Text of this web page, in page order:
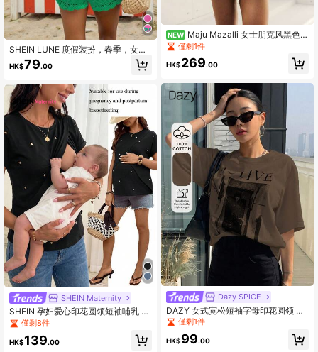
SHEIN LUNE 度假装扮，春季，女士
度假服饰，女士春季穿搭
HK$79.00
SHEIN Maternity
SHEIN 孕妇爱心印花圆领短袖哺乳 T
恤 僅剩8件
HK$139.00
NEW Maju Mazalli 女士朋克风黑色铆
钉装饰迷你裙
僅剩1件
HK$269.00
Dazy SPICE
DAZY 女式宽松短袖字母印花圆领 T
恤，夏季运动休闲图案 T 恤
僅剩1件
HK$99.00